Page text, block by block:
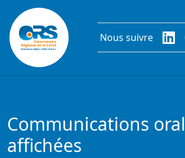
Aller au contenu principal
Nous suivre
Communications
affichées